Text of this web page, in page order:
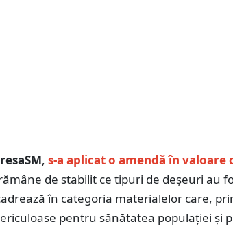
, s-a aplicat o amendă în valoare
de stabilit ce tipuri de deșeuri au
în categoria materialelor care,
pentru sănătatea populației și